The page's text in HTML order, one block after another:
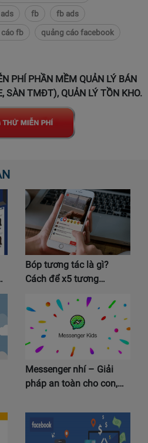
fb
fb ads
cáo fb
quảng cáo facebook
PHÍ PHẦN MỀM QUẢN LÝ BÁN
SÀN TMĐT), QUẢN LÝ TỒN KHO.
Bóp tương tác là gì?
Cách để x5 tương…
Messenger nhí – Giải
pháp an toàn cho con,…